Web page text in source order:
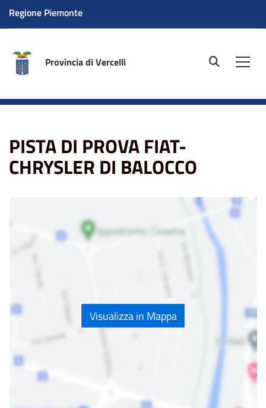
Regione Piemonte
Provincia di Vercelli site.searc
BALOCCO
PISTA DI PROVA FIAT-
CHRYSLER DI BALOCCO
Visualizza in Mappa